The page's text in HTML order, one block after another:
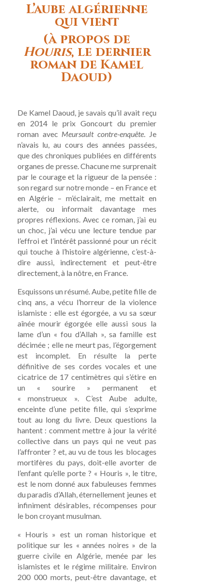
L’aube algérienne
qui vient
(à propos de
Houris, le dernier
roman de Kamel
Daoud)
De Kamel Daoud, je savais qu’il avait reçu
en 2014 le prix Goncourt du premier
roman avec Meursault contre-enquête. Je
n’avais lu, au cours des années passées,
que des chroniques publiées en différents
organes de presse. Chacune me surprenait
par le courage et la rigueur de la pensée :
son regard sur notre monde – en France et
en Algérie – m’éclairait, me mettait en
alerte, ou informait davantage mes
propres réflexions. Avec ce roman, j’ai eu
un choc, j’ai vécu une lecture tendue par
l’effroi et l’intérêt passionné pour un récit
qui touche à l’histoire algérienne, c’est-à-
dire aussi, indirectement et peut-être
directement, à la nôtre, en France.
Esquissons un résumé. Aube, petite fille de
cinq ans, a vécu l’horreur de la violence
islamiste : elle est égorgée, a vu sa sœur
aînée mourir égorgée elle aussi sous la
lame d’un « fou d’Allah », sa famille est
décimée ; elle ne meurt pas, l’égorgement
est incomplet. En résulte la perte
définitive de ses cordes vocales et une
cicatrice de 17 centimètres qui s’étire en
un « sourire » permanent et
« monstrueux ». C’est Aube adulte,
enceinte d’une petite fille, qui s’exprime
tout au long du livre. Deux questions la
hantent : comment mettre à jour la vérité
collective dans un pays qui ne veut pas
l’affronter ? et, au vu de tous les blocages
mortifères du pays, doit-elle avorter de
l’enfant qu’elle porte ? « Houris », le titre,
est le nom donné aux fabuleuses femmes
du paradis d’Allah, éternellement jeunes et
infiniment désirables, récompenses pour
le bon croyant musulman.
« Houris » est un roman historique et
politique sur les « années noires » de la
guerre civile en Algérie, menée par les
islamistes et le régime militaire. Environ
200 000 morts, peut-être davantage, et